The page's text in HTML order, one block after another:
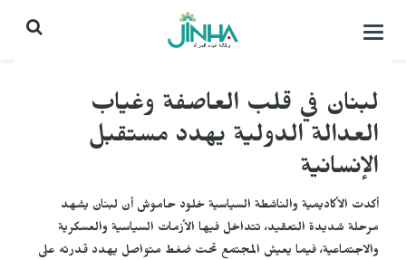
التحكم
لبنان في قلب العاصفة وغياب
العدالة الدولية يهدد مستقبل
الإنسانية
أكدت الأكاديمية والناشطة السياسية خلود حاموش أن لبنان يشهد
مرحلة شديدة التعقيد، تتداخل فيها الأزمات السياسية والعسكرية
والاجتماعية، فيما يعيش المجتمع تحت ضغط متواصل يهدد قدرته على